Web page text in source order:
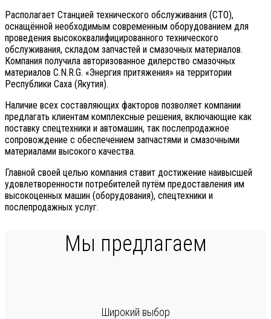
Располагает Станцией технического обслуживания (СТО),
оснащённой необходимым современным оборудованием для
проведения высококвалифицированного технического
обслуживания, складом запчастей и смазочных материалов.
Компания получила авторизованное дилерство смазочных
материалов C.N.R.G. «Энергия притяжения» на территории
Республики Саха (Якутия).
Наличие всех составляющих факторов позволяет компании
предлагать клиентам комплексные решения, включающие как
поставку спецтехники и автомашин, так послепродажное
сопровождение с обеспечением запчастями и смазочными
материалами высокого качества.
Главной своей целью компания ставит достижение наивысшей
удовлетворенности потребителей путём предоставления им
высокоценных машин (оборудования), спецтехники и
послепродажных услуг.
Мы предлагаем
Широкий выбор